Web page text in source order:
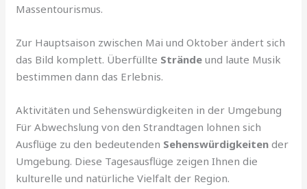
Massentourismus.
Zur Hauptsaison zwischen Mai und Oktober ändert sich
das Bild komplett. Überfüllte Strände und laute Musik
bestimmen dann das Erlebnis.
Aktivitäten und Sehenswürdigkeiten in der Umgebung
Für Abwechslung von den Strandtagen lohnen sich
Ausflüge zu den bedeutenden Sehenswürdigkeiten der
Umgebung. Diese Tagesausflüge zeigen Ihnen die
kulturelle und natürliche Vielfalt der Region.